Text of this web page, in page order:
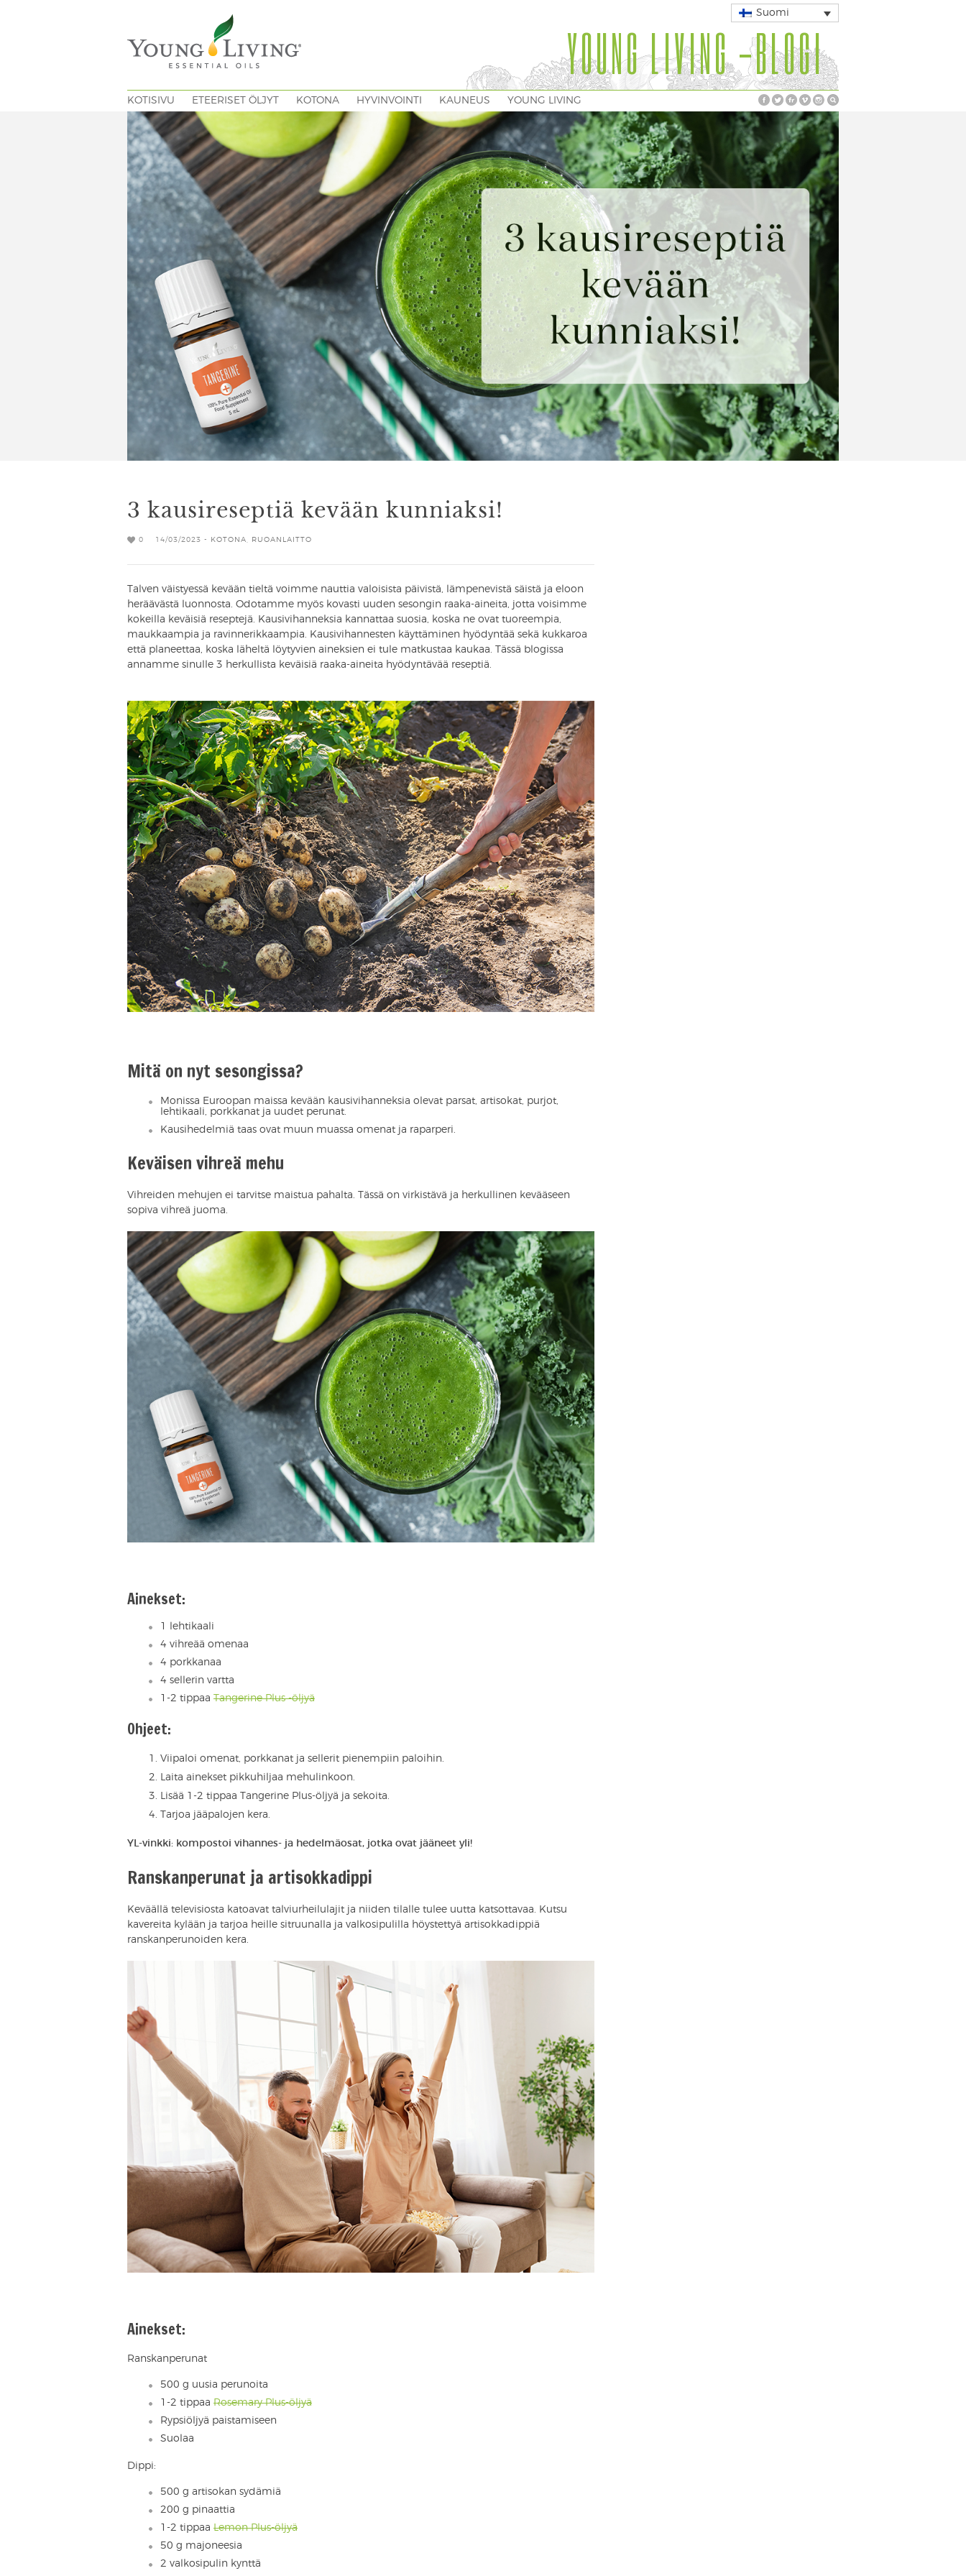
Suomi
YOUNG LIVING -BLOGI
KOTISIVU ETEERISET ÖLJYT KOTONA HYVINVOINTI KAUNEUS YOUNG LIVING
3 kausireseptiä kevään kunniaksi!
0 14/03/2023 - KOTONA RUOANLAITTO
Talven väistyessä kevään tieltä voimme nauttia valoisista päivistä, lämpenevistä säistä ja eloon
heräävästä luonnosta. Odotamme myös kovasti uuden sesongin raaka-aineita, jotta voisimme
kokeilla keväisiä reseptejä. Kausivihanneksia kannattaa suosia, koska ne ovat tuoreempia,
maukkaampia ja ravinnerikkaampia. Kausivihannesten käyttäminen hyödyntää sekä kukkaroa
että planeettaa, koska läheltä löytyvien aineksien ei tule matkustaa kaukaa. Tässä blogissa
annamme sinulle 3 herkullista keväisiä raaka-aineita hyödyntävää reseptiä.
Mitä on nyt sesongissa?
Monissa Euroopan maissa kevään kausivihanneksia olevat parsat, artisokat, purjot,
lehtikaali, porkkanat ja uudet perunat.
Kausihedelmiä taas ovat muun muassa omenat ja raparperi.
Keväisen vihreä mehu
Vihreiden mehujen ei tarvitse maistua pahalta. Tässä on virkistävä ja herkullinen kevääseen
sopiva vihreä juoma.
Ainekset:
1 lehtikaali
4 vihreää omenaa
4 porkkanaa
4 sellerin vartta
1-2 tippaa Tangerine Plus -öljyä
Ohjeet:
Viipaloi omenat, porkkanat ja sellerit pienempiin paloihin.
Laita ainekset pikkuhiljaa mehulinkoon.
Lisää 1-2 tippaa Tangerine Plus-öljyä ja sekoita.
Tarjoa jääpalojen kera.
YL-vinkki: kompostoi vihannes- ja hedelmäosat, jotka ovat jääneet yli!
Ranskanperunat ja artisokkadippi
Keväällä televisiosta katoavat talviurheilulajit ja niiden tilalle tulee uutta katsottavaa. Kutsu
kavereita kylään ja tarjoa heille sitruunalla ja valkosipulilla höystettyä artisokkadippiä
ranskanperunoiden kera.
Ainekset:
Ranskanperunat
500 g uusia perunoita
1-2 tippaa Rosemary Plus-öljyä
Rypsiöljyä paistamiseen
Suolaa
Dippi:
500 g artisokan sydämiä
200 g pinaattia
1-2 tippaa Lemon Plus-öljyä
50 g majoneesia
2 valkosipulin kynttä